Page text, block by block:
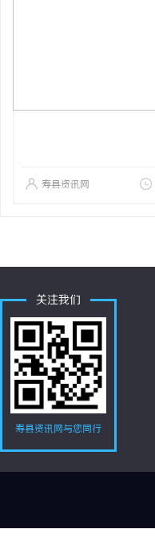
寿县资讯网
关注我们
寿县资讯网与您同行